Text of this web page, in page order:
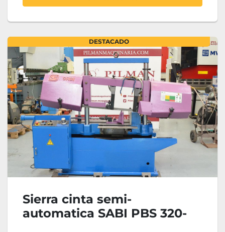
DESTACADO
Sierra cinta semi-
automatica SABI PBS 320-